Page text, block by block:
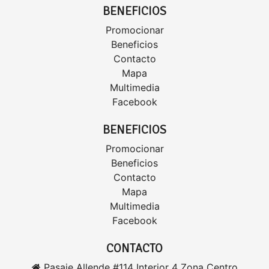
BENEFICIOS
Promocionar
Beneficios
Contacto
Mapa
Multimedia
Facebook
BENEFICIOS
Promocionar
Beneficios
Contacto
Mapa
Multimedia
Facebook
CONTACTO